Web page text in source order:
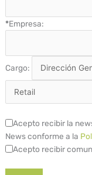
*Empresa:
Cargo:
Acepto recibir la
News conforme a la
Acepto recibir